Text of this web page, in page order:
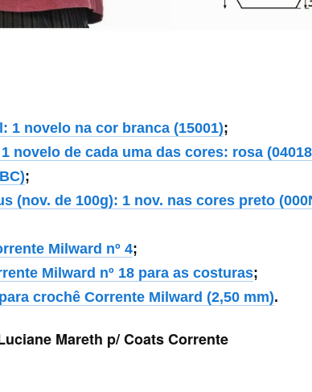
1 novelo na cor branca (15001);
novelo de cada uma das cores: rosa
;
(nov. de 100g): 1 nov. nas cores preto
Milward nº 4;
Milward nº 18 para as costuras;
crochê Corrente Milward (2,50 mm).
Mareth p/ Coats Corrente